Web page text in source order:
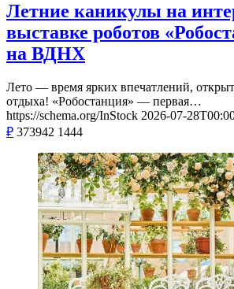
Летние каникулы на
выставке роботов
на ВДНХ
Лето — время ярких впечатлений,
отдыха! «Робостанция» — первая…
https://schema.org/InStock 2026-07-
₽ 373942 1444